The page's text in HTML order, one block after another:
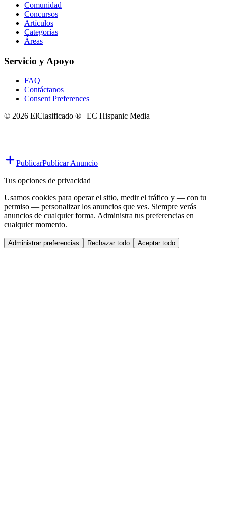
Comunidad
Concursos
Artículos
Categorías
Áreas
Servicio y Apoyo
FAQ
Contáctanos
Consent Preferences
© 2026 ElClasificado ® | EC Hispanic Media
PublicarPublicar Anuncio
Tus opciones de privacidad
Usamos cookies para operar el sitio, medir el tráfico y — con tu
permiso — personalizar los anuncios que ves. Siempre verás
anuncios de cualquier forma. Administra tus preferencias en
cualquier momento.
Administrar preferencias Rechazar todo Aceptar todo